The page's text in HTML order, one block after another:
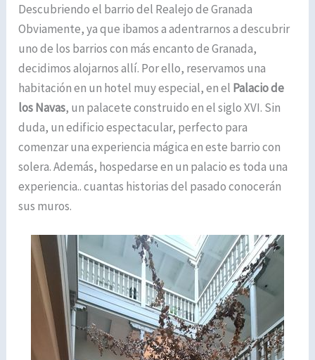
Descubriendo el barrio del Realejo de Granada
Obviamente, ya que ibamos a adentrarnos a descubrir
uno de los barrios con más encanto de Granada,
decidimos alojarnos allí. Por ello, reservamos una
habitación en un hotel muy especial, en el Palacio de
los Navas, un palacete construido en el siglo XVI. Sin
duda, un edificio espectacular, perfecto para
comenzar una experiencia mágica en este barrio con
solera. Además, hospedarse en un palacio es toda una
experiencia.. cuantas historias del pasado conocerán
sus muros.